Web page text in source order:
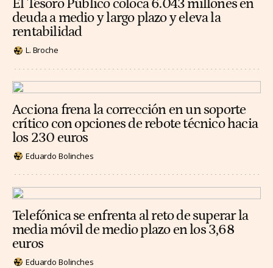
El Tesoro Público coloca 6.043 millones en
deuda a medio y largo plazo y eleva la
rentabilidad
L. Broche
Acciona frena la corrección en un soporte
crítico con opciones de rebote técnico hacia
los 230 euros
Eduardo Bolinches
Telefónica se enfrenta al reto de superar la
media móvil de medio plazo en los 3,68
euros
Eduardo Bolinches